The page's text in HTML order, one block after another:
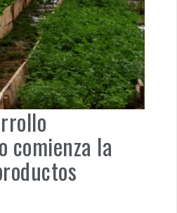
comienza la